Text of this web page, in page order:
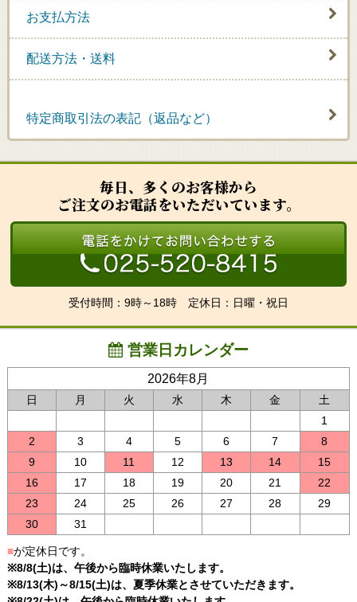
お支払方法
配送方法・送料
特定商取引法の表記（返品など）
毎日、多くのお客様から
ご注文のお電話をいただいています。
受付時間：9時～18時 定休日：日曜・祝日
営業日カレンダー
2026年8月
日 月 火 水 木 金
土
1
2
3 4 5 6 7
8
9
10 11 12 13 14
15
16
17 18 19 20 21
22
23
24 25 26 27 28
29
30
31
■が定休日です。
※8/8(土)は、午後から臨時休業いたします。
※8/13(木)～8/15(土)は、夏季休業とさせていただきます。